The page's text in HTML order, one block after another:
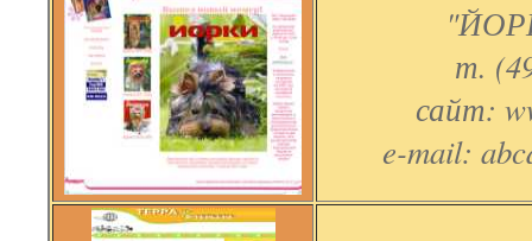
т.
сайт:
e-mail: